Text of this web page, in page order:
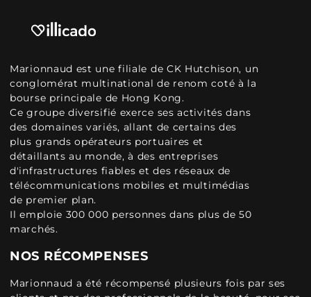
Marionnaud est une filiale de CK Hutchison, un
conglomérat multinational de renom coté à la
bourse principale de Hong Kong.
Ce groupe diversifié exerce ses activités dans
des domaines variés, allant de certains des
plus grands opérateurs portuaires et
détaillants au monde, à des entreprises
d'infrastructures fiables et des réseaux de
télécommunications mobiles et multimédias
de premier plan.
Il emploie 300 000 personnes dans plus de 50
marchés.
NOS RÉCOMPENSES
Marionnaud a été récompensé plusieurs fois par ses